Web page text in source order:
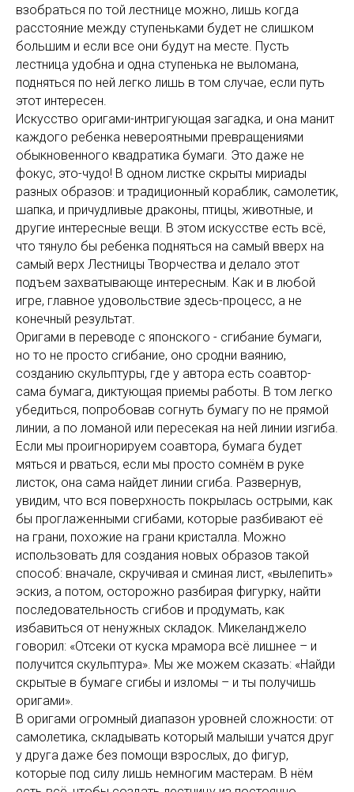
взобраться по той лестнице можно, лишь когда
расстояние между ступеньками будет не слишком
большим и если все они будут на месте. Пусть
лестница удобна и одна ступенька не выломана,
подняться по ней легко лишь в том случае, если путь
этот интересен.
Искусство оригами-интригующая загадка, и она манит
каждого ребенка невероятными превращениями
обыкновенного квадратика бумаги. Это даже не
фокус, это-чудо! В одном листке скрыты мириады
разных образов: и традиционный кораблик, самолетик,
шапка, и причудливые драконы, птицы, животные, и
другие интересные вещи. В этом искусстве есть всё,
что тянуло бы ребенка подняться на самый вверх на
самый верх Лестницы Творчества и делало этот
подъем захватывающе интересным. Как и в любой
игре, главное удовольствие здесь-процесс, а не
конечный результат.
Оригами в переводе с японского - сгибание бумаги,
но то не просто сгибание, оно сродни ваянию,
созданию скульптуры, где у автора есть соавтор-
сама бумага, диктующая приемы работы. В том легко
убедиться, попробовав согнуть бумагу по не прямой
линии, а по ломаной или пересекая на ней линии изгиба.
Если мы проигнорируем соавтора, бумага будет
мяться и рваться, если мы просто сомнём в руке
листок, она сама найдет линии сгиба. Развернув,
увидим, что вся поверхность покрылась острыми, как
бы проглаженными сгибами, которые разбивают её
на грани, похожие на грани кристалла. Можно
использовать для создания новых образов такой
способ: вначале, скручивая и сминая лист, «вылепить»
эскиз, а потом, осторожно разбирая фигурку, найти
последовательность сгибов и продумать, как
избавиться от ненужных складок. Микеланджело
говорил: «Отсеки от куска мрамора всё лишнее – и
получится скульптура». Мы же можем сказать: «Найди
скрытые в бумаге сгибы и изломы – и ты получишь
оригами».
В оригами огромный диапазон уровней сложности: от
самолетика, складывать который малыши учатся друг
у друга даже без помощи взрослых, до фигур,
которые под силу лишь немногим мастерам. В нём